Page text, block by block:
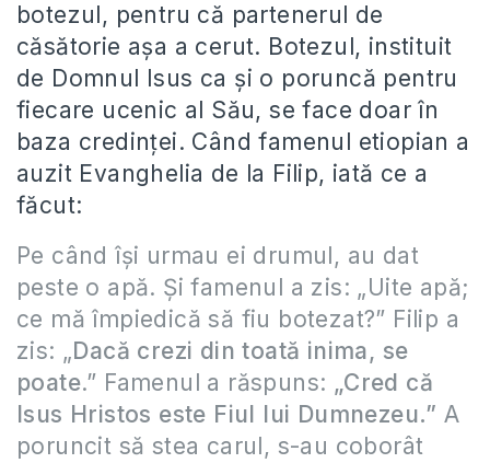
botezul, pentru că partenerul de
căsătorie aşa a cerut. Botezul, instituit
de Domnul Isus ca şi o poruncă pentru
fiecare ucenic al Său, se face doar în
baza credinţei. Când famenul etiopian a
auzit Evanghelia de la Filip, iată ce a
făcut:
Pe când îşi urmau ei drumul, au dat
peste o apă. Şi famenul a zis: „Uite apă;
ce mă împiedică să fiu botezat?” Filip a
zis: „Dacă crezi din toată inima, se
poate.” Famenul a răspuns: „Cred că
Isus Hristos este Fiul lui Dumnezeu.” A
poruncit să stea carul, s-au coborât